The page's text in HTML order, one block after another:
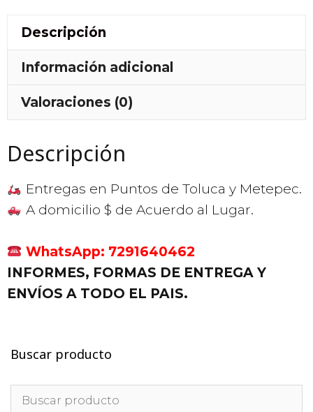
Descripción
Información adicional
Valoraciones (0)
Descripción
Entregas en Puntos de Toluca y Metepec.
A domicilio $ de Acuerdo al Lugar.
WhatsApp: 7291640462
INFORMES, FORMAS DE ENTREGA Y
ENVÍOS A TODO EL PAIS.
Buscar producto